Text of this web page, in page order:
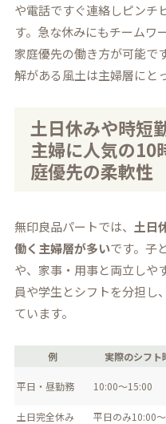
や電話ですぐ連絡しピンチ
す。急な休みにもチームワ
家庭優先の働き方が可能で
解がある風土は主婦層にと
土日休みや時短
主婦に人気の10
庭優先の柔軟性
無印良品パートでは、 土日
働く主婦層が多いです。子
や、家事・用事と両立しや
員や学生とシフトを分担し
ています。
例 実際のシフト
平日・昼勤務 10:00～15:00
土日完全休み
平日のみ10:00